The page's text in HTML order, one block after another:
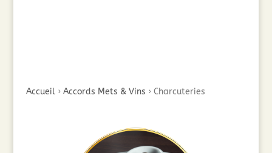
Accueil› Accords Mets & Vins › Charcuteries